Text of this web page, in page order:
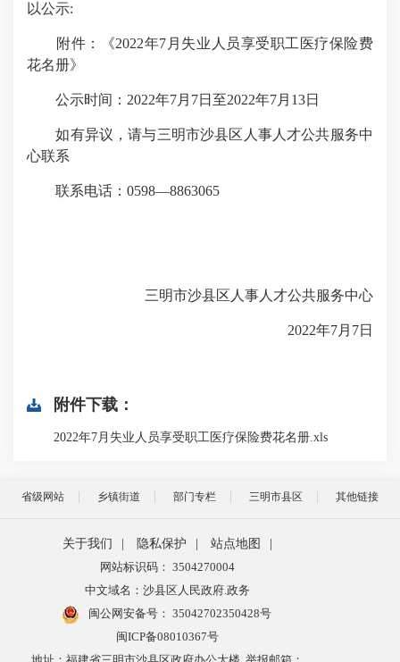
以公示:
附件：《2022年7月失业人员享受职工医疗保险费
花名册》
公示时间：2022年7月7日至2022年7月13日
如有异议，请与三明市沙县区人事人才公共服务中
心联系
联系电话：0598—8863065
三明市沙县区人事人才公共服务中心
2022年7月7日
附件下载：
2022年7月失业人员享受职工医疗保险费花名册.xls
省级网站 乡镇街道 部门专栏 三明市县区 其他链接
关于我们 隐私保护 站点地图
网站标识码： 3504270004
中文域名：沙县区人民政府.政务
闽公网安备号： 35042702350428号
闽ICP备08010367号